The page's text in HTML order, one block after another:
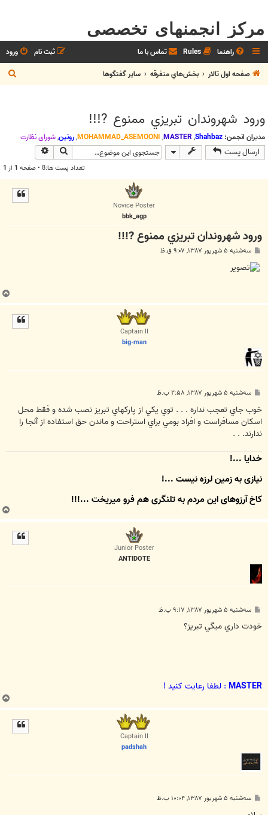
مرکز انجمنهای تخصصی
راهنما Rules تماس با ما ورود
ثبت نام
صفحه اول تالار
بخش‌‌هاي متفرقه ساير گفتگوها
س
ورود شهروندان تبريزي ممنوع ?!!!
مدیران انجمن: Shahbaz
,
MASTER
,
MOHAMMAD_ASEMOONI
,رونین,شوراي نظارت
ارسال پست جستجو
تعداد پست ها:8 • صفحه 1 از 1
Novice Poster
bbk_agp
ورود شهروندان تبريزي ممنوع ?!!!
ت
سه‌شنبه ۵ شهریور ۱۳۸۷, ۹:۰۷ ق.ظ
Captain II
big-man
ت
سه‌شنبه ۵ شهریور ۱۳۸۷, ۲:۵۸ ب.ظ
خوب جاي تعجب نداره . . . توي يكي از پاركهاي تبريز نصب شده و فقط محل
اسكان مسافراست و افراد بومي براي استراحت و ماندن حق استفاده از آنجا را
ندارند. . .
خدایا ...!
نیازی به زمین لرزه نیست ...!
کاخِ آرزوهای این مردم به تلنگری هم فرو میریخت ...!!!
Junior Poster
ANTIDOTE
ت
سه‌شنبه ۵ شهریور ۱۳۸۷, ۹:۱۷ ب.ظ
خودت داري ميگي تبريز؟
MASTER : لطفا رعایت کنید !
Captain II
padshah
سه‌شنبه ۵ شهریور ۱۳۸۷, ۱۰:۰۴ ب.ظ